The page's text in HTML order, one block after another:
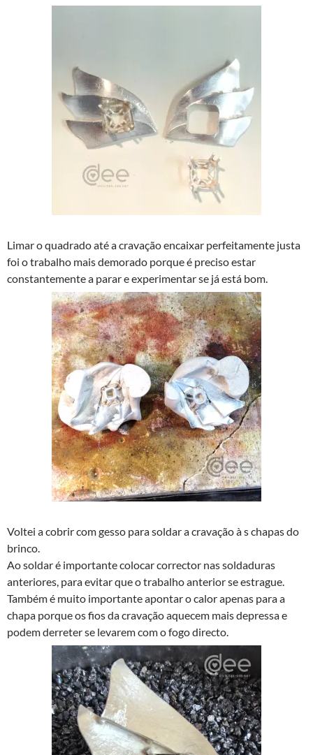
Limar o quadrado até a cravação encaixar perfeitamente justa
foi o trabalho mais demorado porque é preciso estar
constantemente a parar e experimentar se já está bom.
Voltei a cobrir com gesso para soldar a cravação à s chapas do
brinco.
Ao soldar é importante colocar corrector nas soldaduras
anteriores, para evitar que o trabalho anterior se estrague.
Também é muito importante apontar o calor apenas para a
chapa porque os fios da cravação aquecem mais depressa e
podem derreter se levarem com o fogo directo.